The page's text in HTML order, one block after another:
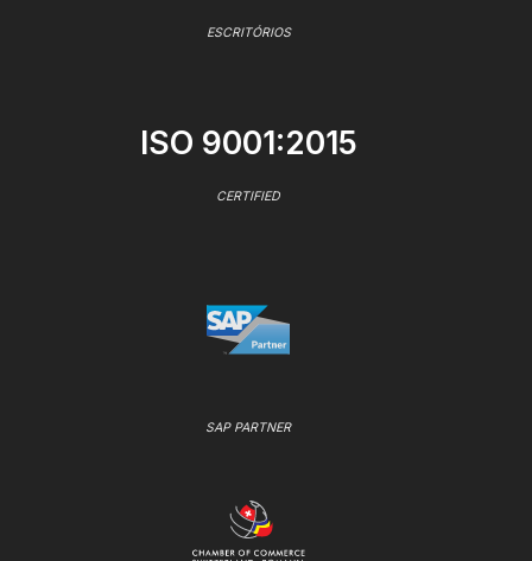
ESCRITÓRIOS
ISO 9001:2015
CERTIFIED
SAP PARTNER